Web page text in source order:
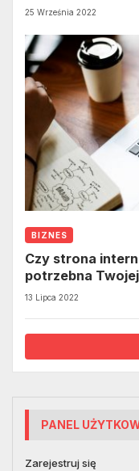
25 Września 2022
BIZNES
Czy strona
potrzebna
13 Lipca 2022
PANEL
Zarejestruj się